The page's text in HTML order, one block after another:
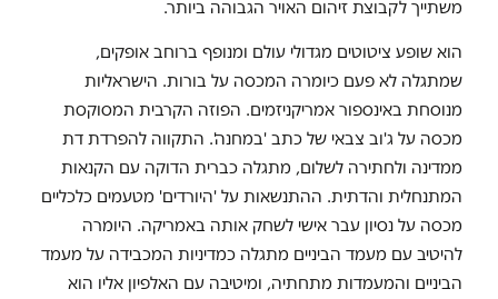
משתייך לקבוצת זיהום האויר הגבוהה ביותר.
הוא שופע ציטוטים מגדולי עולם ומנופף ברוחב אופקים,
שמתגלה לא פעם כיומרה המכסה על בורות. הישראליות
מנוסחת באינספור אמריקניזמים. הפוזה הקרבית המסוקסת
מכסה על ג'וב צבאי של כתב 'במחנה'. התקווה להפרדת דת
ממדינה ולחתירה לשלום, מתגלה כברית הדוקה עם הקנאות
המתנחלית והדתית. ההתנשאות על 'היורדים' מטעמים כלכליים
מכסה על נסיון עבר אישי לשחק אותה באמריקה. היומרה
להיטיב עם מעמד הביניים מתגלה כמדיניות המכבידה על מעמד
הביניים והמעמדות מתחתיה, ומיטיבה עם האלפיון אליו הוא